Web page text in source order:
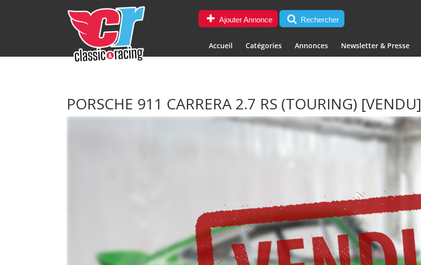
Ajouter Annonce Rechercher
Accueil Catégories Annonces Newsletter & Presse
PORSCHE 911 CARRERA 2.7 RS (TOURING) [VENDU]